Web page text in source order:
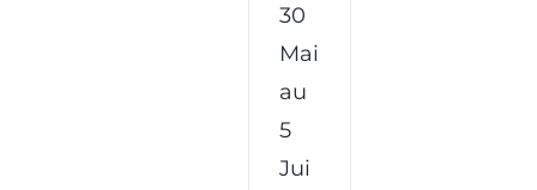
30
Mai
au
5
Jui